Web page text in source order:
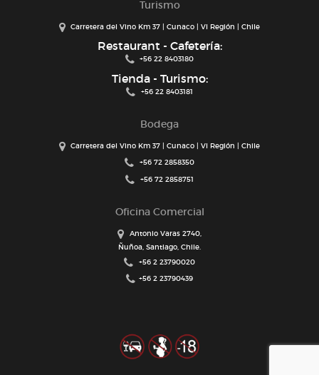
Turismo
Carretera del Vino Km 37 | Cunaco | VI Región | Chile
Restaurant - Cafetería:
+56 22 8403180
Tienda - Turismo:
+56 22 8403181
Bodega
Carretera del Vino Km 37 | Cunaco | VI Región | Chile
+56 72 2858350
+56 72 2858751
Oficina Comercial
Antonio Varas 2740,
Ñuñoa, Santiago, Chile.
+56 2 23790020
+56 2 23790439